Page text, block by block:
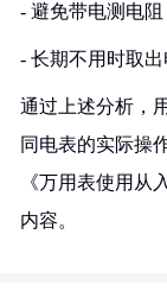
- 避免带电测电阻
- 长期不用时取
通过上述分析，
同电表的实际操
《万用表使用从
内容。